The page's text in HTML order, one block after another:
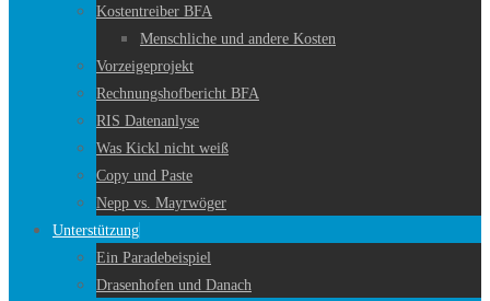
Kostentreiber BFA
Menschliche und andere Kosten
Vorzeigeprojekt
Rechnungshofbericht BFA
RIS Datenanlyse
Was Kickl nicht weiß
Copy und Paste
Nepp vs. Mayrwöger
Unterstützung
Ein Paradebeispiel
Drasenhofen und Danach